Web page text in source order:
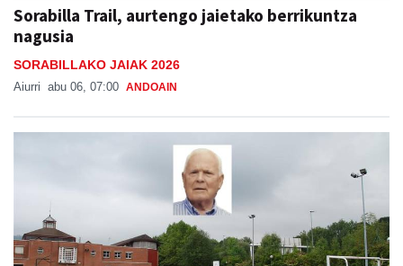
Sorabilla Trail, aurtengo jaietako berrikuntza
nagusia
SORABILLAKO JAIAK 2026
Aiurri abu 06, 07:00 ANDOAIN